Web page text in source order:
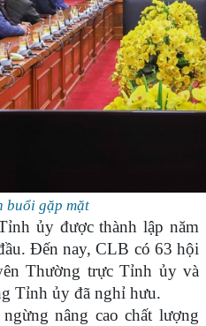
buổi gặp mặt
ủy được thành lập năm
Đến nay, CLB có 63 hội
Thường trực Tỉnh ủy và
Tỉnh ủy đã nghỉ hưu.
nâng cao chất lượng